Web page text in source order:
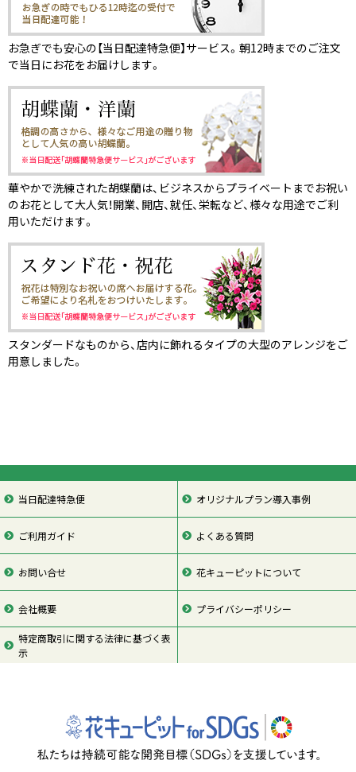
お急ぎでも安心の【当日配達特急便】サービス。朝12時までのご注文
で当日にお花をお届けします。
華やかで洗練された胡蝶蘭は、ビジネスからプライベートまでお祝い
のお花として大人気！開業、開店、就任、栄転など、様々な用途でご利
用いただけます。
スタンダードなものから、店内に飾れるタイプの大型のアレンジをご
用意しました。
当日配達特急便 オリジナルプラン導入事例
ご利用ガイド よくある質問
お問い合せ 花キューピットについて
会社概要 プライバシーポリシー
特定商取引に関する法律に基づく表
示
ページの先頭